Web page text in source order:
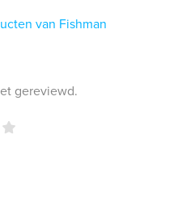
van Fishman
gereviewd.